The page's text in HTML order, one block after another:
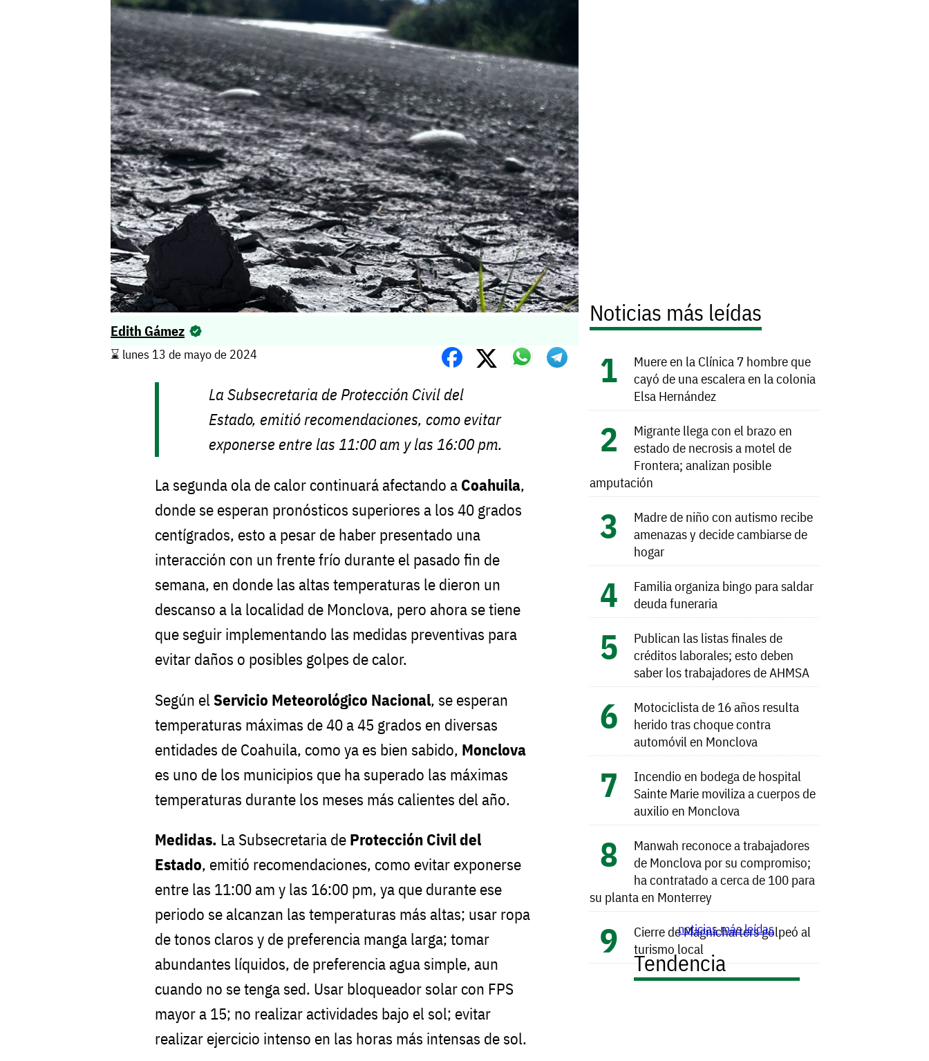
Edith Gámez
⌛️ lunes 13 de mayo de 2024
La Subsecretaria de Protección Civil del
Estado, emitió recomendaciones, como evitar
exponerse entre las 11:00 am y las 16:00 pm.
La segunda ola de calor continuará afectando a Coahuila,
donde se esperan pronósticos superiores a los 40 grados
centígrados, esto a pesar de haber presentado una
interacción con un frente frío durante el pasado fin de
semana, en donde las altas temperaturas le dieron un
descanso a la localidad de Monclova, pero ahora se tiene
que seguir implementando las medidas preventivas para
evitar daños o posibles golpes de calor.
Según el Servicio Meteorológico Nacional, se esperan
temperaturas máximas de 40 a 45 grados en diversas
entidades de Coahuila, como ya es bien sabido, Monclova
es uno de los municipios que ha superado las máximas
temperaturas durante los meses más calientes del año.
Medidas. La Subsecretaria de Protección Civil del
Estado, emitió recomendaciones, como evitar exponerse
entre las 11:00 am y las 16:00 pm, ya que durante ese
periodo se alcanzan las temperaturas más altas; usar ropa
de tonos claros y de preferencia manga larga; tomar
abundantes líquidos, de preferencia agua simple, aun
cuando no se tenga sed. Usar bloqueador solar con FPS
mayor a 15; no realizar actividades bajo el sol; evitar
realizar ejercicio intenso en las horas más intensas de sol.
Noticias más leídas
Muere en la Clínica 7 hombre que
cayó de una escalera en la colonia
Elsa Hernández
Migrante llega con el brazo en
estado de necrosis a motel de
Frontera; analizan posible
amputación
Madre de niño con autismo recibe
amenazas y decide cambiarse de
hogar
Familia organiza bingo para saldar
deuda funeraria
Publican las listas finales de
créditos laborales; esto deben
saber los trabajadores de AHMSA
Motociclista de 16 años resulta
herido tras choque contra
automóvil en Monclova
Incendio en bodega de hospital
Sainte Marie moviliza a cuerpos de
auxilio en Monclova
Manwah reconoce a trabajadores
de Monclova por su compromiso;
ha contratado a cerca de 100 para
su planta en Monterrey
Cierre de Magnicharters golpeó al
turismo local
noticias más leídas
Tendencia